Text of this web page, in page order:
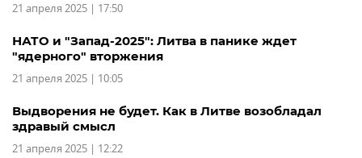
21 апреля 2025 | 17:50
НАТО и "Запад-2025": Литва в панике ждет
"ядерного" вторжения
21 апреля 2025 | 10:05
Выдворения не будет. Как в Литве возобладал
здравый смысл
21 апреля 2025 | 12:22